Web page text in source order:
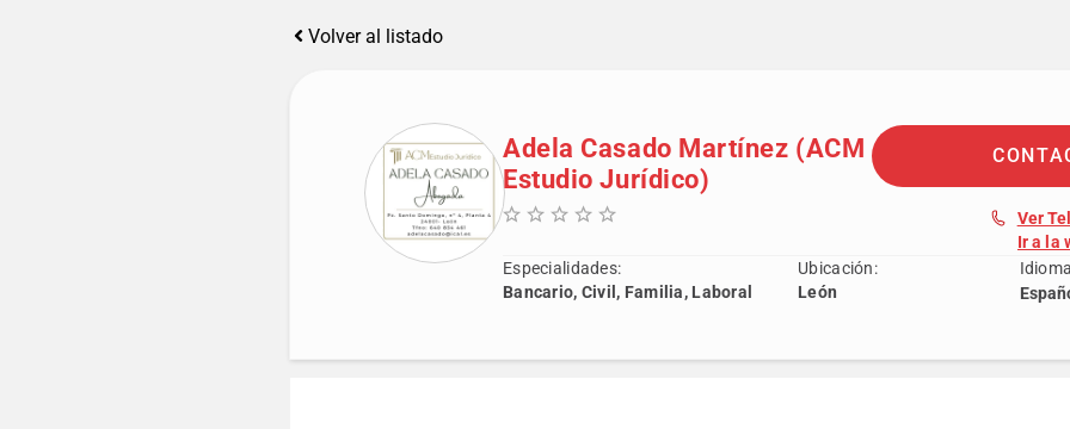
Volver al listado
Adela Casado Martínez (ACM
Estudio Jurídico)
Ver
Ir a la
Especialidades:
Bancario, Civil, Familia, Laboral
Ubicación:
León